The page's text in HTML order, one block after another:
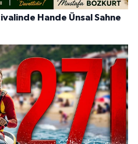
Hande Ünsal Sahne